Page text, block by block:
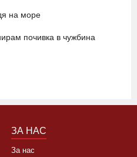
на море
почивка в чужбина
ЗА НАС
За нас